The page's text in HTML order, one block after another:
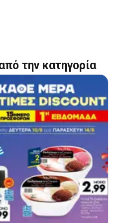
την κατηγορία